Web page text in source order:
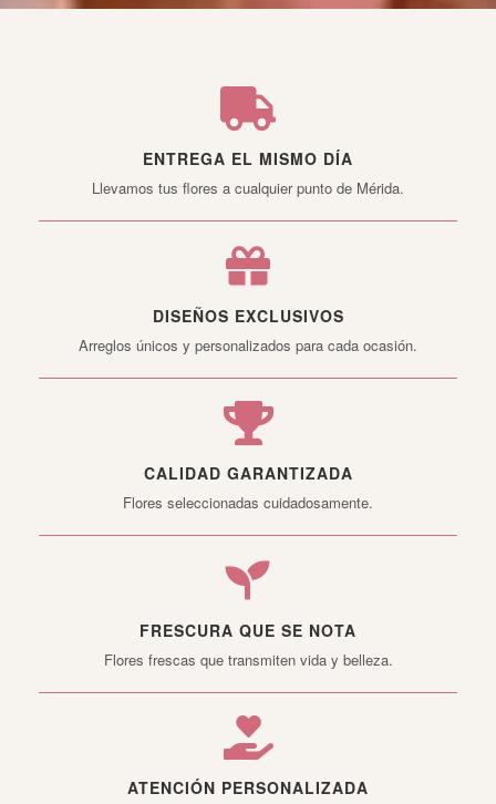
ENTREGA EL MISMO DÍA
Llevamos tus flores a cualquier punto de Mérida.
DISEÑOS EXCLUSIVOS
Arreglos únicos y personalizados para cada ocasión.
CALIDAD GARANTIZADA
Flores seleccionadas cuidadosamente.
FRESCURA QUE SE NOTA
Flores frescas que transmiten vida y belleza.
ATENCIÓN PERSONALIZADA